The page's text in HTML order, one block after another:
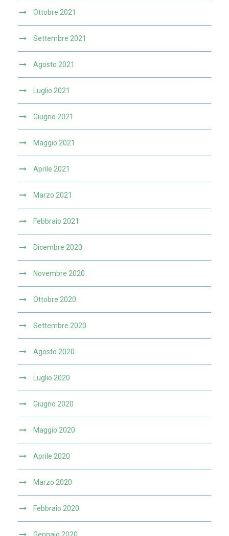
Ottobre 2021
Settembre 2021
Agosto 2021
Luglio 2021
Giugno 2021
Maggio 2021
Aprile 2021
Marzo 2021
Febbraio 2021
Dicembre 2020
Novembre 2020
Ottobre 2020
Settembre 2020
Agosto 2020
Luglio 2020
Giugno 2020
Maggio 2020
Aprile 2020
Marzo 2020
Febbraio 2020